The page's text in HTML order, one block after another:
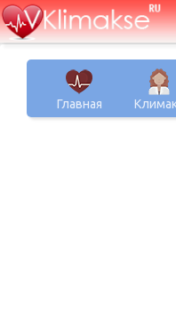
Главная